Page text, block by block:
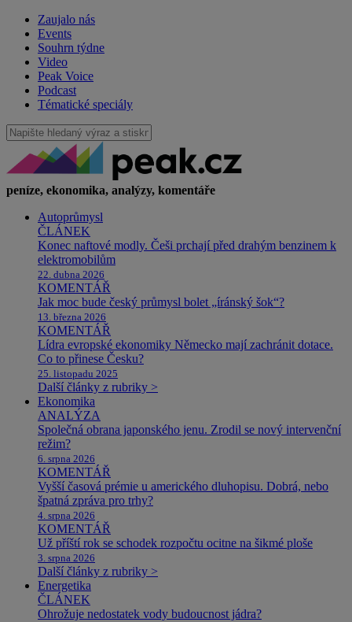
Zaujalo nás
Events
Souhrn týdne
Video
Peak Voice
Podcast
Tématické speciály
peníze, ekonomika, analýzy, komentáře
Autoprůmysl
ČLÁNEK
Konec naftové modly. Češi prchají před drahým benzinem k
elektromobilům
22. dubna 2026
KOMENTÁŘ
Jak moc bude český průmysl bolet „íránský šok“?
13. března 2026
KOMENTÁŘ
Lídra evropské ekonomiky Německo mají zachránit dotace.
Co to přinese Česku?
25. listopadu 2025
Další články z rubriky >
Ekonomika
ANALÝZA
Společná obrana japonského jenu. Zrodil se nový intervenční
režim?
6. srpna 2026
KOMENTÁŘ
Vyšší časová prémie u amerického dluhopisu. Dobrá, nebo
špatná zpráva pro trhy?
4. srpna 2026
KOMENTÁŘ
Už příští rok se schodek rozpočtu ocitne na šikmé ploše
3. srpna 2026
Další články z rubriky >
Energetika
ČLÁNEK
Ohrožuje nedostatek vody budoucnost jádra?